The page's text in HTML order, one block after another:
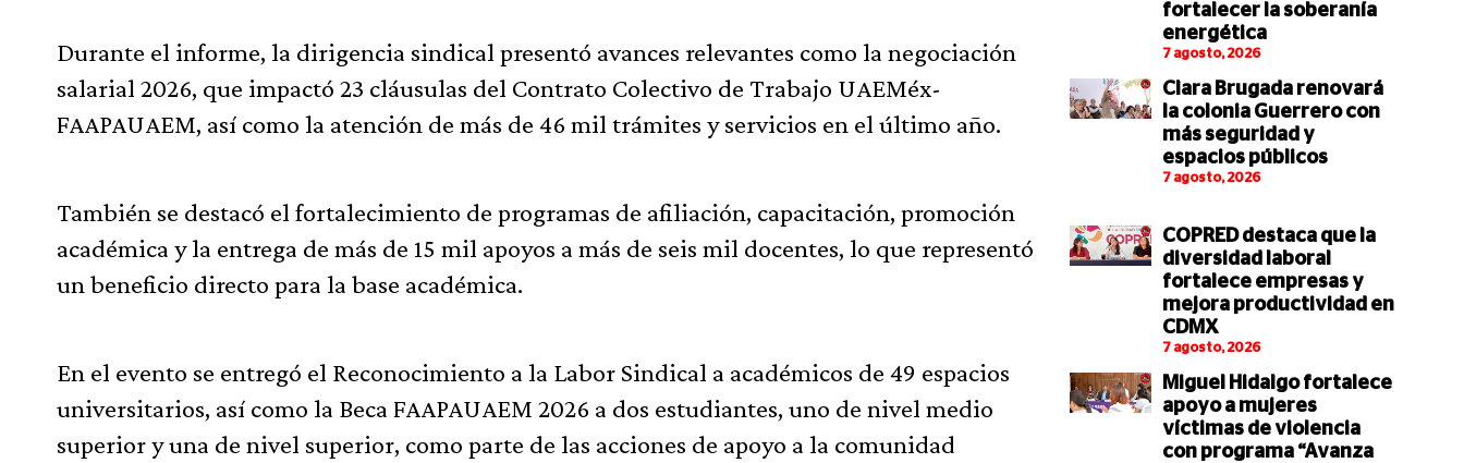
Durante el informe, la dirigencia sindical presentó avances relevantes como la negociación
salarial 2026, que impactó 23 cláusulas del Contrato Colectivo de Trabajo UAEMéx-
FAAPAUAEM, así como la atención de más de 46 mil trámites y servicios en el último año.
También se destacó el fortalecimiento de programas de afiliación, capacitación, promoción
académica y la entrega de más de 15 mil apoyos a más de seis mil docentes, lo que representó
un beneficio directo para la base académica.
En el evento se entregó el Reconocimiento a la Labor Sindical a académicos de 49 espacios
universitarios, así como la Beca FAAPAUAEM 2026 a dos estudiantes, uno de nivel medio
superior y una de nivel superior, como parte de las acciones de apoyo a la comunidad
fortalecer la soberanía
energética
7 agosto, 2026
Clara Brugada renovará
la colonia Guerrero con
más seguridad y
espacios públicos
7 agosto, 2026
COPRED destaca que la
diversidad laboral
fortalece empresas y
mejora productividad en
CDMX
7 agosto, 2026
Miguel Hidalgo fortalece
apoyo a mujeres
víctimas de violencia
con programa “Avanza